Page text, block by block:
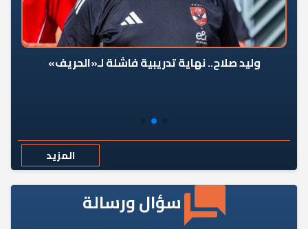
وليد صلاح.. نهاية تدريبية فاشلة لـ«الحريف»
المزيد
سؤال ورسالة